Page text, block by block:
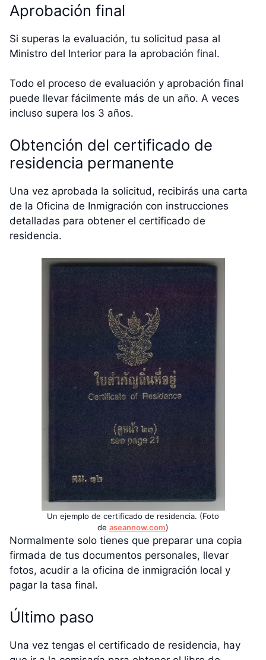
Aprobación final
Si superas la evaluación, tu solicitud pasa al
Ministro del Interior para la aprobación final.
Todo el proceso de evaluación y aprobación final
puede llevar fácilmente más de un año. A veces
incluso supera los 3 años.
Obtención del certificado de
residencia permanente
Una vez aprobada la solicitud, recibirás una carta
de la Oficina de Inmigración con instrucciones
detalladas para obtener el certificado de
residencia.
Un ejemplo de certificado de residencia. (Foto
de aseannow.com)
Normalmente solo tienes que preparar una copia
firmada de tus documentos personales, llevar
fotos, acudir a la oficina de inmigración local y
pagar la tasa final.
Último paso
Una vez tengas el certificado de residencia, hay